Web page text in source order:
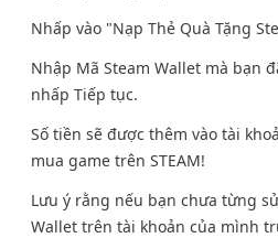
Nhấp vào "Nạp Thẻ Quà Tặng
Nhập Mã Steam Wallet mà bạn
nhấp Tiếp tục.
Số tiền sẽ được thêm vào tài
mua game trên STEAM!
Lưu ý rằng nếu bạn chưa từng
Wallet trên tài khoản của mình